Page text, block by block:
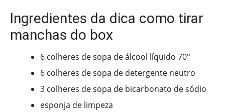
Ingredientes da dica como tirar
manchas do box
6 colheres de sopa de álcool líquido 70°
6 colheres de sopa de detergente neutro
3 colheres de sopa de bicarbonato de sódio
esponja de limpeza